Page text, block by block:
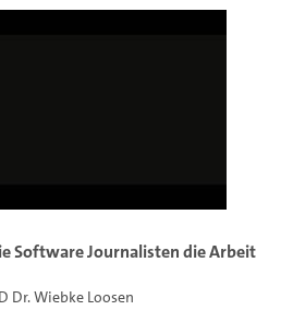
Software Journalisten die Arbeit
Dr. Wiebke Loosen